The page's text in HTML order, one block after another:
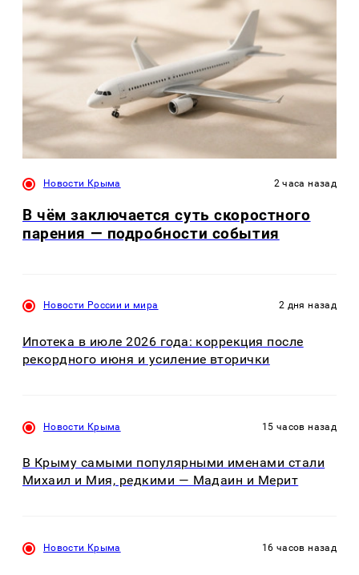
Новости Крыма 2 часа назад
В чём заключается суть скоростного
парения — подробности события
Новости России и мира 2 дня назад
Ипотека в июле 2026 года: коррекция после
рекордного июня и усиление вторички
Новости Крыма 15 часов назад
В Крыму самыми популярными именами стали
Михаил и Мия, редкими — Мадаин и Мерит
Новости Крыма 16 часов назад